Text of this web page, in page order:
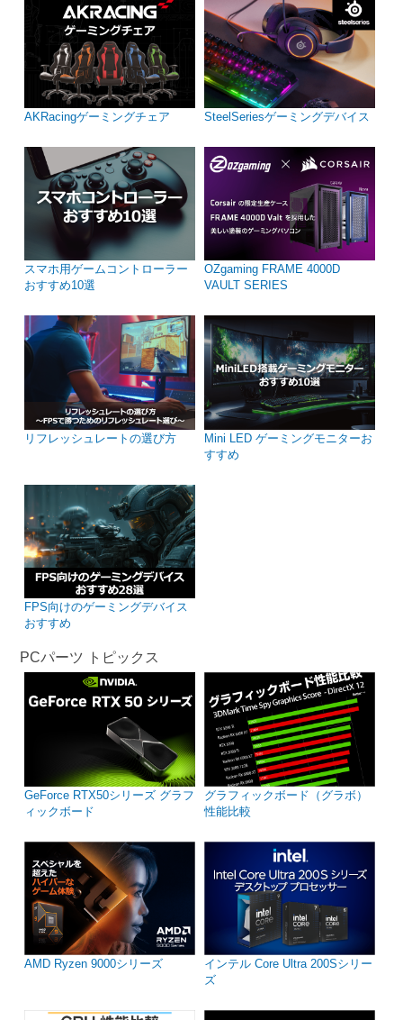
AKRacingゲーミングチェア SteelSeriesゲーミングデバイス
スマホ用ゲームコントローラー
おすすめ10選
OZgaming FRAME 4000D
VAULT SERIES
リフレッシュレートの選び方
Mini LED ゲーミングモニターお
すすめ
FPS向けのゲーミングデバイス
おすすめ
PCパーツ トピックス
GeForce RTX50シリーズ グラフ
ィックボード
グラフィックボード（グラボ）
性能比較
AMD Ryzen 9000シリーズ
インテル Core Ultra 200Sシリー
ズ